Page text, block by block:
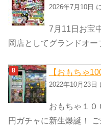
2026年7月10日
7月11日お宝
岡店としてグランドオ
【おもちゃ
2022年10月23日
おもちゃ１０
円ガチャに新生爆誕！